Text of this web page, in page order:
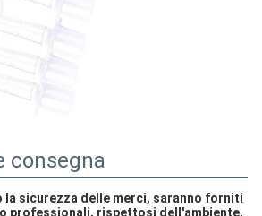
consegna
la sicurezza delle merci, saranno forniti
professionali, rispettosi dell'ambiente,